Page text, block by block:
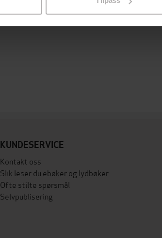
KUNDESERVICE
Kontakt oss
Slik leser du ebøker og lydbøker
Ofte stilte spørsmål
Selvpublisering